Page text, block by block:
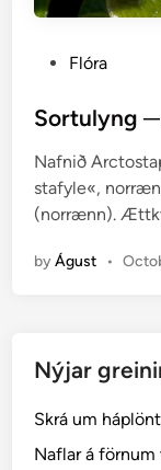
s
e
d
i
Flóra
Sortulyng
Nafnið
stafyle«,
(norrænn).
byÁgust •
Nýjar
Skrá um
Naflar á förnum